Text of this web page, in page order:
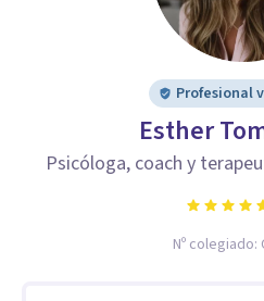
Profesional
Esther
Psicóloga, coach y
Nº colegiado: